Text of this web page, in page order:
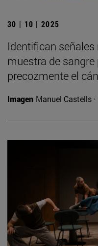
30 | 10 | 2025
Identifican
muestra de
precozmente el
Imagen Manuel Castells ·